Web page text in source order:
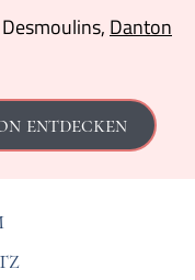
Danton
entdecken